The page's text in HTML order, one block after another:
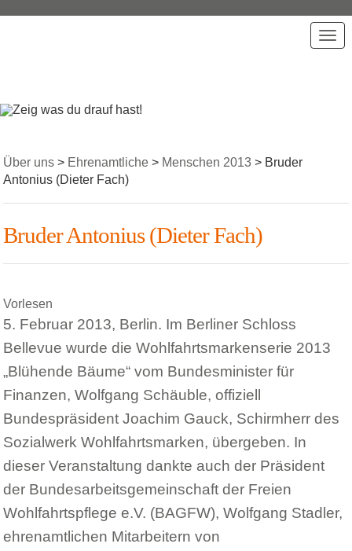
T
i
Über uns > Ehrenamtliche > Menschen 2013 > Bruder
Antonius (Dieter Fach)
Bruder Antonius (Dieter Fach)
Vorlesen
5. Februar 2013, Berlin. Im Berliner Schloss
Bellevue wurde die Wohlfahrtsmarkenserie 2013
„Blühende Bäume“ vom Bundesminister für
Finanzen, Wolfgang Schäuble, offiziell
Bundespräsident Joachim Gauck, Schirmherr des
Sozialwerk Wohlfahrtsmarken, übergeben. In
dieser Veranstaltung dankte auch der Präsident
der Bundesarbeitsgemeinschaft der Freien
Wohlfahrtspflege e.V. (BAGFW), Wolfgang Stadler,
ehrenamtlichen Mitarbeitern von